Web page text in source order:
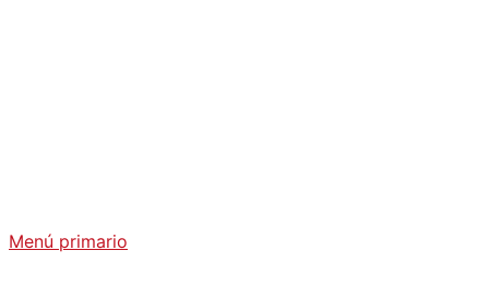
Menú primario